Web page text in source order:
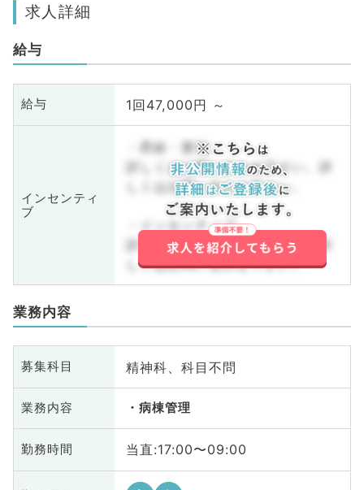
求人詳細
給与
給与 1回47,000円 ～
インセンティ
ブ
・昇給・賞与
詳しくはお問い合わせ下さい。詳
しくはお問い合わせ下さい。
・インセンティブ
詳しくはお問い合わせ下さい。詳
しくはお問い合わせ下さい。
業務内容
募集科目 精神科、科目不問
業務内容 病棟管理
勤務時間 当直:17:00〜09:00